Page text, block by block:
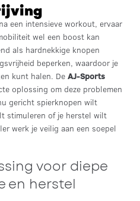
een intensieve workout, ervaar
wel een boost kan
als hardnekkige knopen
beperken, waardoor je
kunt halen. De AJ-Sports
oplossing om deze problemen
gericht spierknopen wilt
stimuleren of je herstel wilt
werk je veilig aan een soepel
voor diepe
en herstel